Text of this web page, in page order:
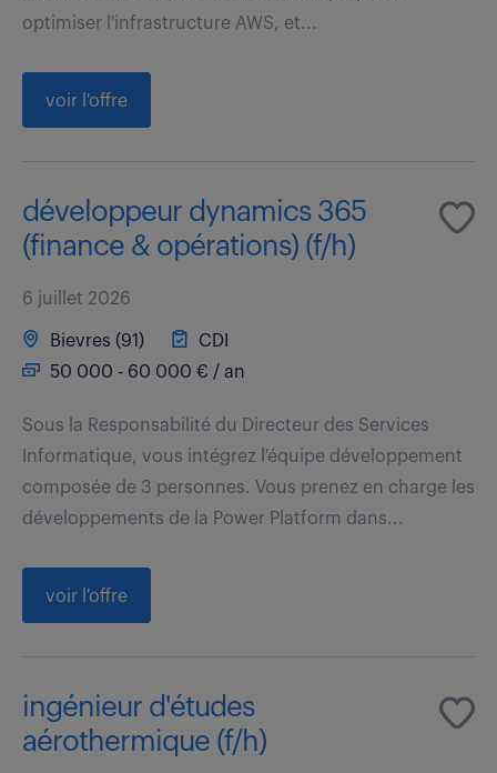
optimiser l'infrastructure AWS, et...
voir l'offre
développeur dynamics 365
(finance & opérations) (f/h)
6 juillet 2026
Bievres (91)
CDI
50 000 - 60 000 € / an
Sous la Responsabilité du Directeur des Services
Informatique, vous intégrez l'équipe développement
composée de 3 personnes. Vous prenez en charge les
développements de la Power Platform dans...
voir l'offre
ingénieur d'études
aérothermique (f/h)